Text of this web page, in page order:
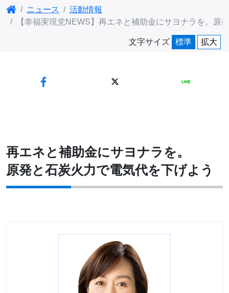
ニュース
活動情報
【幸福実現党NEWS】再エネと補助金にサヨナラを。原
文字サイズ 標準 拡大
再エネと補助金にサヨナラを。
原発と石炭火力で電気代を下げよう